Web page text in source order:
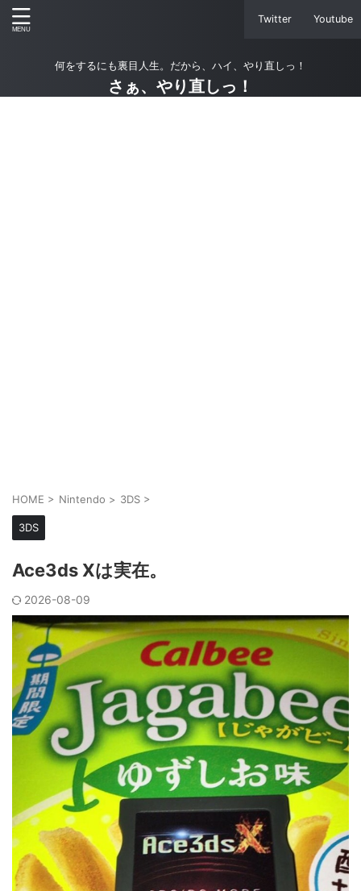
Twitter Youtube
何をするにも裏目人生。だから、ハイ、やり直しっ！
さぁ、やり直しっ！
HOME > Nintendo > 3DS >
3DS
Ace3ds Xは実在。
2026-08-09